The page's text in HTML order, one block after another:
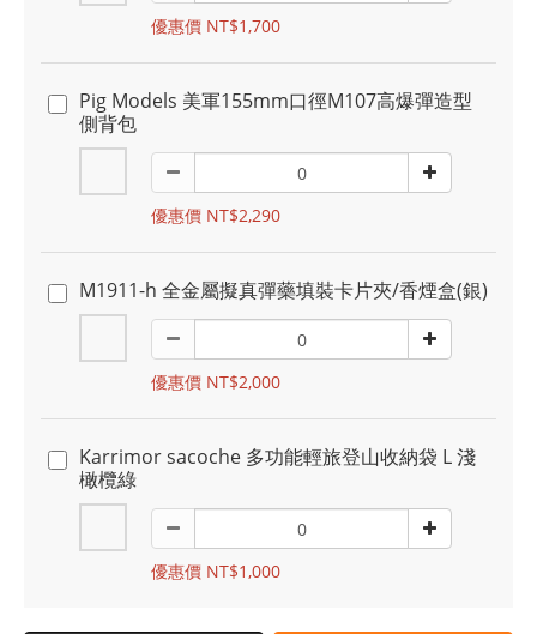
優惠價 NT$1,700
Pig Models 美軍155mm口徑M107高爆彈造型
側背包
優惠價 NT$2,290
M1911-h 全金屬擬真彈藥填裝卡片夾/香煙盒(銀)
優惠價 NT$2,000
Karrimor sacoche 多功能輕旅登山收納袋 L 淺
橄欖綠
優惠價 NT$1,000